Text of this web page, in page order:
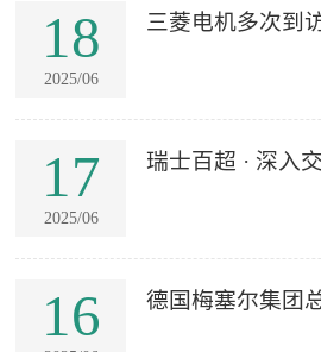
18
2025/06
三菱电机多次到
17
2025/06
瑞士百超 · 深入
16
德国梅塞尔集团